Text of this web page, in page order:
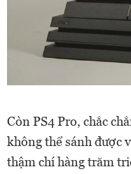
Còn PS4 Pro, chắc
không thể sánh được
thậm chí hàng trăm